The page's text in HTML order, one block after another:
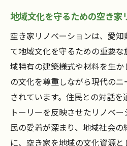
地域文化を守るための空き家
空き家リノベーションは、愛
て地域文化を守るための重要
域特有の建築様式や材料を生
の文化を尊重しながら現代の
されています。住民との対話
トーリーを反映させたリノベ
民の愛着が深まり、地域社会の
に、空き家を地域の文化資源